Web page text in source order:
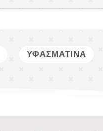
ΥΦΑΣΜΑΤΙΝΑ